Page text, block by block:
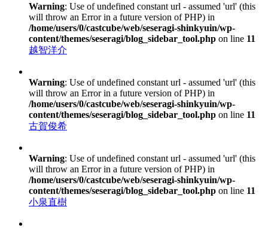
Warning: Use of undefined constant url - assumed 'url' (this
will throw an Error in a future version of PHP) in
/home/users/0/castcube/web/seseragi-shinkyuin/wp-
content/themes/seseragi/blog_sidebar_tool.php on line 11
越智洋介
Warning: Use of undefined constant url - assumed 'url' (this
will throw an Error in a future version of PHP) in
/home/users/0/castcube/web/seseragi-shinkyuin/wp-
content/themes/seseragi/blog_sidebar_tool.php on line 11
古賀俊希
Warning: Use of undefined constant url - assumed 'url' (this
will throw an Error in a future version of PHP) in
/home/users/0/castcube/web/seseragi-shinkyuin/wp-
content/themes/seseragi/blog_sidebar_tool.php on line 11
小泉直樹